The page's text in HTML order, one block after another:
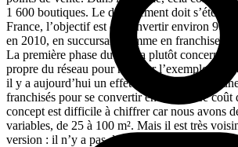
1 600 boutiques. Le déploiement doit
France, l’objectif est de convertir environ 90
en 2010, en succursale comme en franchise.
La première phase du plan a plutôt concerné
propre du réseau pour montrer l’exemple. La
il y a aujourd’hui un effet boule de neige et
franchisés pour se convertir en atelier. Le coût
concept est difficile à chiffrer car nous avons
variables, de 25 à 100 m². Mais il est très
version : il n’y a pas de surcoût pour nos